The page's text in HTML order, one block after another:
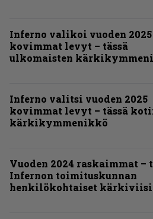
Inferno valikoi vuoden 2025
kovimmat levyt – tässä
ulkomaisten
Inferno valitsi vuoden 2025
kovimmat levyt – tässä
kärkikymmenikkö
Vuoden 2024 raskaimmat –
Infernon toimituskunnan
henkilökohtaiset